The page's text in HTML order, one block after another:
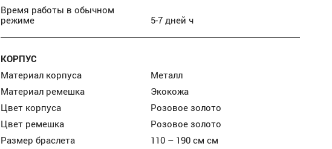
Время работы в обычном
режиме
5-7 дней ч
КОРПУС
Материал корпуса
Металл
Материал ремешка
Экокожа
Цвет корпуса
Розовое золото
Цвет ремешка
Розовое золото
Размер браслета
110 – 190 см см